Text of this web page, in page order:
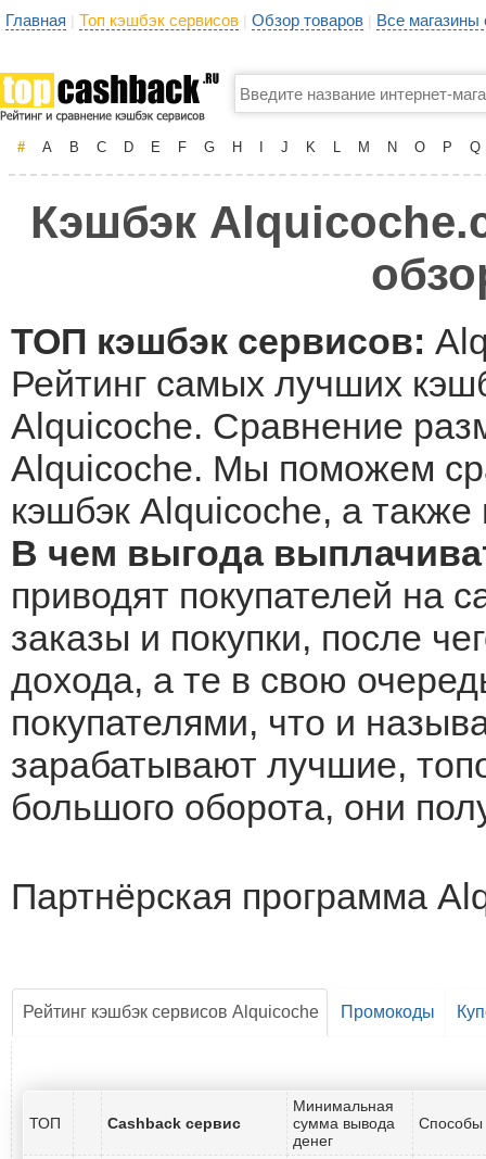
Главная | Топ кэшбэк сервисов | Обзор товаров | Все
# A B C D E F G H J K L M N O P Q
Кэшбэк
ТОП кэшбэк сервисов:
Рейтинг самых лучших
Alquicoche. Сравнение
Alquicoche. Мы поможем
кэшбэк Alquicoche, а
В чем выгода
приводят покупателей на
заказы и покупки, после
дохода, а те в свою
покупателями, что и
зарабатывают лучшие,
большого оборота, они
Партнёрская программа
Рейтинг кэшбэк сервисов Alquicoche Промокоды
ТОП Cashback сервис
Минимальная
сумма вывода
денег
Способы